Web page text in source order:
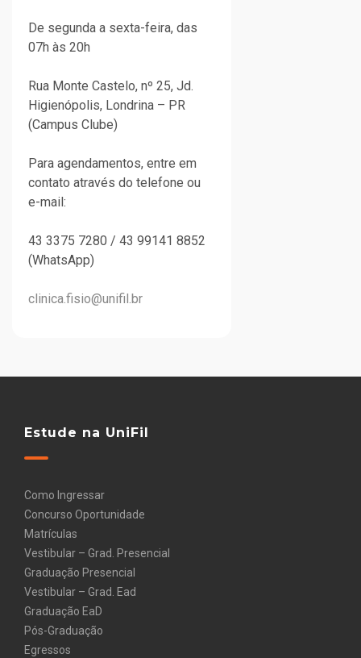
De segunda a sexta-feira, das
07h às 20h
Rua Monte Castelo, nº 25, Jd.
Higienópolis, Londrina – PR
(Campus Clube)
Para agendamentos, entre em
contato através do telefone ou
e-mail:
43 3375 7280 / 43 99141 8852
(WhatsApp)
clinica.fisio@unifil.br
Estude na UniFil
Como Ingressar
Concurso Oportunidade
Matrículas
Vestibular – Grad. Presencial
Graduação Presencial
Vestibular – Grad. Ead
Graduação EaD
Pós-Graduação
Egressos